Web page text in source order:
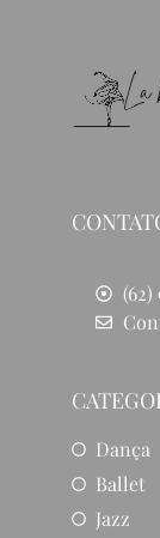
(62)
Dança
Ballet
Jazz